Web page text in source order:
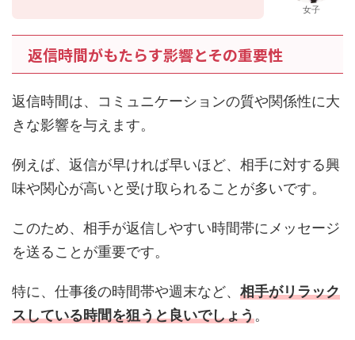
女子
返信時間がもたらす影響とその重要性
返信時間は、コミュニケーションの質や関係性に大
きな影響を与えます。
例えば、返信が早ければ早いほど、相手に対する興
味や関心が高いと受け取られることが多いです。
このため、相手が返信しやすい時間帯にメッセージ
を送ることが重要です。
特に、仕事後の時間帯や週末など、 相手がリラック
スしている時間を狙うと良いでしょう